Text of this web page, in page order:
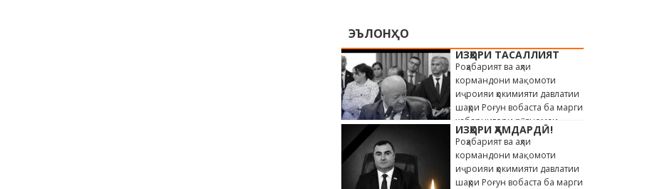
ЭЪЛОНҲО
ИЗҲОРИ ТАСАЛЛИЯТ
Роҳабарият ва аҳли
кормандони мақомоти
иҷроияи ҳокимияти давлатии
шаҳри Роғун вобаста ба марги
хабарнигори рӯзномаи
«Истиқлол» Саиди Ҳайдар,
сахт андӯҳгин …
ИЗҲОРИ ҲАМДАРДӢ!
Роҳабарият ва аҳли
кормандони мақомоти
иҷроияи ҳокимияти давлатии
шаҳри Роғун вобаста ба марги